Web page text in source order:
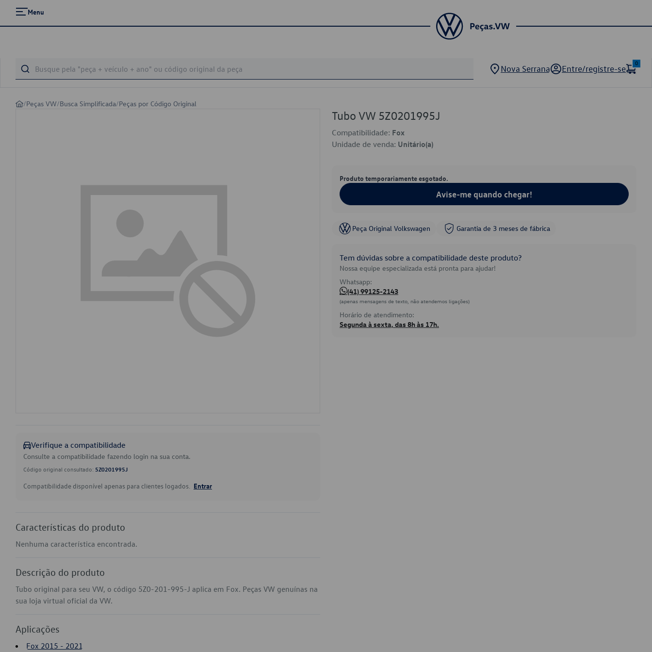
Menu
Nova Serrana Entre/registre-se
0
/Peças VW/Busca Simplificada/Peças por Código Original
Verifique a compatibilidade
Consulte a compatibilidade fazendo login na sua conta.
Código original consultado: 5Z0201995J
Compatibilidade disponível apenas para clientes logados. Entrar
Características do produto
Nenhuma característica encontrada.
Descrição do produto
Tubo original para seu VW, o código 5Z0-201-995-J aplica em Fox. Peças VW genuínas na
sua loja virtual oficial da VW.
Aplicações
Fox 2015 - 2021
Tubo VW 5Z0201995J
Compatibilidade: Fox
Unidade de venda: Unitário(a)
Produto temporariamente esgotado.
Avise-me quando chegar!
Peça Original Volkswagen Garantia de 3 meses de fábrica
Tem dúvidas sobre a compatibilidade deste produto?
Nossa equipe especializada está pronta para ajudar!
Whatsapp:
(41) 99125-2143
(apenas mensagens de texto, não atendemos ligações)
Horário de atendimento:
Segunda à sexta, das 8h às 17h.